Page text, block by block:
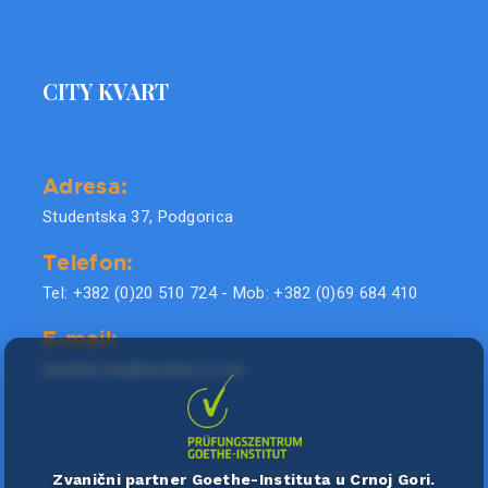
CITY KVART
Adresa:
Studentska 37, Podgorica
Telefon:
Tel: +382 (0)20 510 724 - Mob: +382 (0)69 684 410
E-mail:
Zvanični partner Goethe-Instituta u Crnoj Gori.